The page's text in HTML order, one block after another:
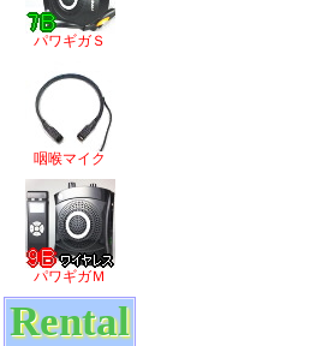
パワギガＳ
咽喉マイク
パワギガＭ
Rental